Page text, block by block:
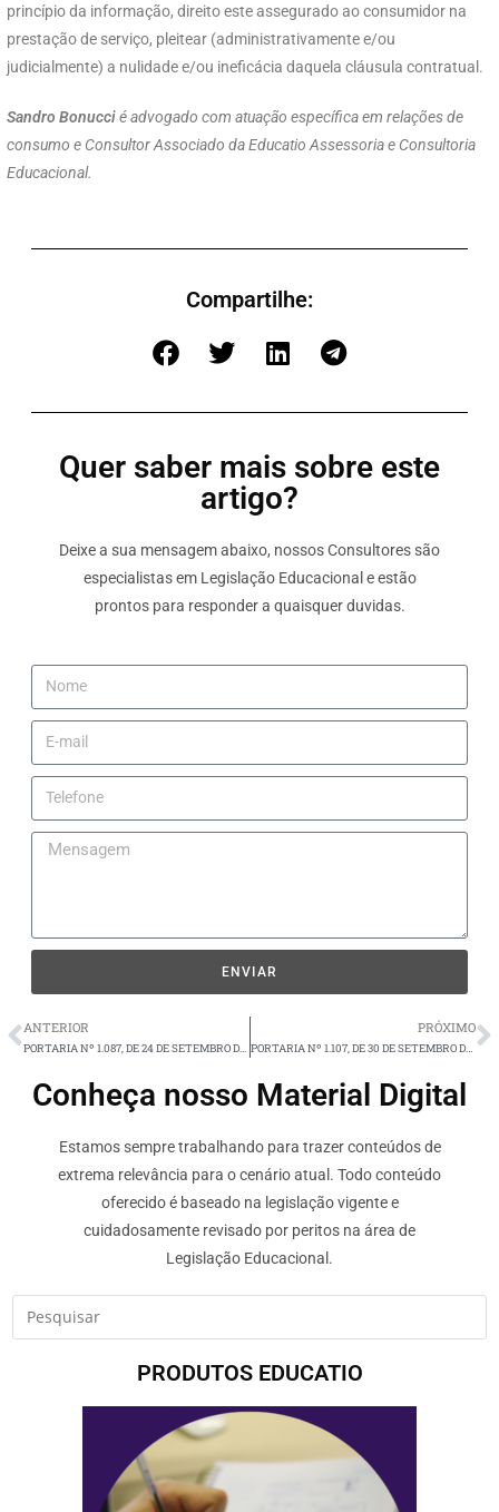
princípio da informação, direito este assegurado ao consumidor na
prestação de serviço, pleitear (administrativamente e/ou
judicialmente) a nulidade e/ou ineficácia daquela cláusula contratual.
Sandro Bonuccié advogado com atuação específica em relações de
consumo e Consultor Associado da Educatio Assessoria e Consultoria
Educacional.
Compartilhe:
Quer saber mais sobre este
artigo?
Deixe a sua mensagem abaixo, nossos Consultores são
especialistas em Legislação Educacional e estão
prontos para responder a quaisquer duvidas.
ENVIAR
ANTERIOR
PORTARIA Nº 1.087, DE 24 DE SETEMBRO DE 2021
PRÓXIMO
PORTARIA Nº 1.107, DE 30 DE SETEMBRO DE 2021
Conheça nosso Material Digital
Estamos sempre trabalhando para trazer conteúdos de
extrema relevância para o cenário atual. Todo conteúdo
oferecido é baseado na legislação vigente e
cuidadosamente revisado por peritos na área de
Legislação Educacional.
PRODUTOS EDUCATIO